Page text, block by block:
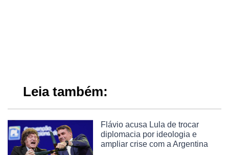
Leia também:
Flávio acusa Lula de trocar
diplomacia por ideologia e
ampliar crise com a Argentina